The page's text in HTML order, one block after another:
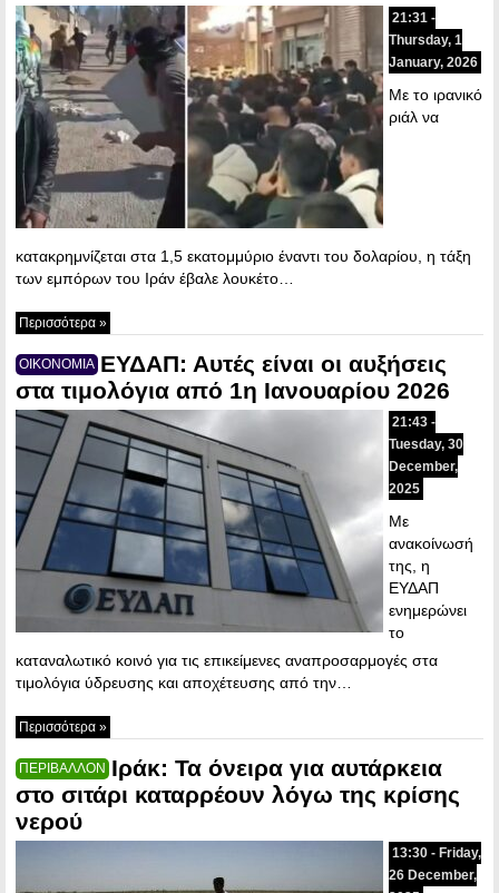
21:31 -
Thursday, 1
January, 2026
Με το ιρανικό
ριάλ να
κατακρημνίζεται στα 1,5 εκατομμύριο έναντι του δολαρίου, η τάξη
των εμπόρων του Ιράν έβαλε λουκέτο…
Περισσότερα »
ΟΙΚΟΝΟΜΙΑ ΕΥΔΑΠ: Αυτές είναι οι αυξήσεις
στα τιμολόγια από 1η Ιανουαρίου 2026
21:43 -
Tuesday, 30
December,
2025
Με
ανακοίνωσή
της, η
ΕΥΔΑΠ
ενημερώνει
το
καταναλωτικό κοινό για τις επικείμενες αναπροσαρμογές στα
τιμολόγια ύδρευσης και αποχέτευσης από την…
Περισσότερα »
ΠΕΡΙΒΑΛΛΟΝ Ιράκ: Τα όνειρα για αυτάρκεια
στο σιτάρι καταρρέουν λόγω της κρίσης
νερού
13:30 - Friday,
26 December,